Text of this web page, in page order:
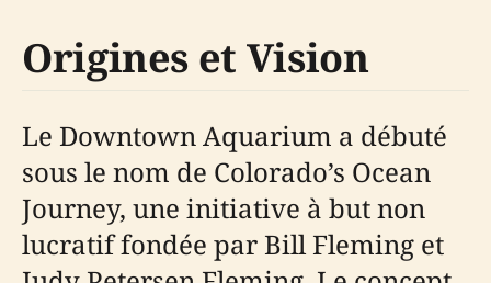
Origines et Vision
Le Downtown Aquarium a débuté
sous le nom de Colorado’s Ocean
Journey, une initiative à but non
lucratif fondée par Bill Fleming et